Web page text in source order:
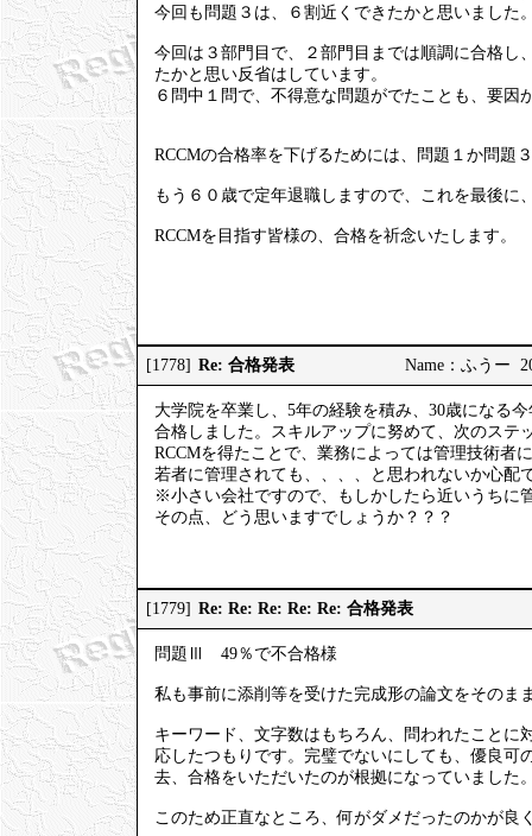
今回も問題３は、６割近くできたかと思いました
今回は３部門目で、２部門目までは順調に合格し
たかと思い反省はしています。
６問中１問で、不得意な問題がでたことも、要因
RCCMの合格率を下げるためには、問題１か問題
もう６０歳で定年退職しますので、これを最後に
RCCMを目指す皆様の、合格を祈念いたします。
[1778] Re: 合格発表 Name：ふうー
大学院を卒業し、5年の経験を積み、30歳になる
合格しました。スキルアップに努めて、次のステ
RCCMを得たことで、業務によっては管理技術者
若者に管理されても、、、、と思われないか心配
※小さい会社ですので、もしかしたら近いうちに
その点、どう思いますでしょうか？？？
[1779] Re: Re: Re: Re: Re: 合格発表
問題Ⅲ 49％で不合格様
私も事前に添削等を受けた完成形の論文をそのま
キーワード、文字数はもちろん、問われたこと
応したつもりです。完璧でないにしても、優良
去、合格をいただいたのが根拠になっていました
このため正直なところ、何がダメだったのかが良